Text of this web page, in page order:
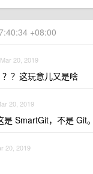
+08:00
Mar 20, 2019
？这玩意儿又是啥
20, 2019
是 SmartGit，不是 Git。
20, 2019